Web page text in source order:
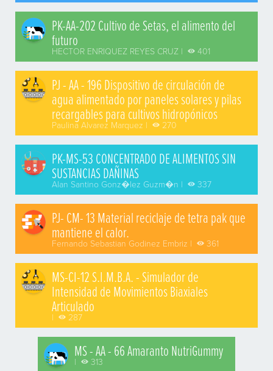
PK-AA-202 Cultivo de Setas, el alimento del
futuro
HECTOR ENRIQUEZ REYES CRUZ | 401
PJ - AA - 196 Dispositivo de circulación de
agua alimentado por paneles solares y pilas
recargables para cultivos hidropónicos
Paulina Alvarez Marquez | 270
PK-MS-53 CONCENTRADO DE ALIMENTOS SIN
SUSTANCIAS DAÑINAS
Alan Santino Gonz�lez Guzm�n | 337
PJ- CM- 13 Material reciclaje de tetra pak que
mantiene el calor.
Fernando Sebastian Godinez Embriz | 361
MS-CI-12 S.I.M.B.A. - Simulador de
Intensidad de Movimientos Biaxiales
Articulado
| 287
MS - AA - 66 Amaranto NutriGummy
| 313